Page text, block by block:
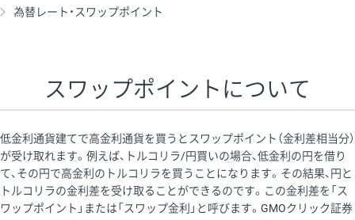
為替レート・スワップポイント
スワップポイントについて
低金利通貨建てで高金利通貨を買うとスワップポイント（金利差相当分）
が受け取れます。例えば、トルコリラ/円買いの場合、低金利の円を借り
て、その円で高金利のトルコリラを買うことになります。その結果、円と
トルコリラの金利差を受け取ることができるのです。この金利差を「ス
ワップポイント」または「スワップ金利」と呼びます。GMOクリック証券